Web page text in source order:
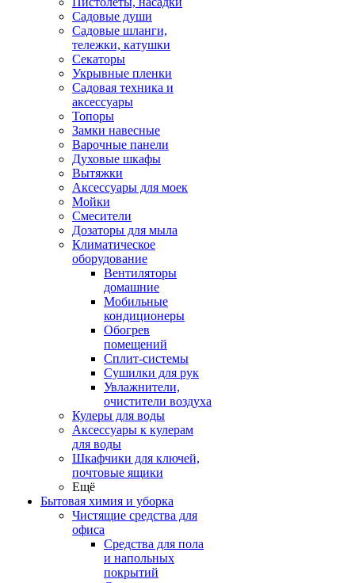
Садовые души
Садовые шланги,
тележки, катушки
Секаторы
Укрывные пленки
Садовая техника и
аксессуары
Топоры
Замки навесные
Варочные панели
Духовые шкафы
Вытяжки
Аксессуары для моек
Мойки
Смесители
Дозаторы для мыла
Климатическое
оборудование
Вентиляторы
домашние
Мобильные
кондиционеры
Обогрев
помещений
Сплит-системы
Сушилки для рук
Увлажнители,
очистители воздуха
Кулеры для воды
Аксессуары к кулерам
для воды
Шкафчики для ключей,
почтовые ящики
Ещё
Бытовая химия и уборка
Чистящие средства для
офиса
Средства для пола
и напольных
покрытий